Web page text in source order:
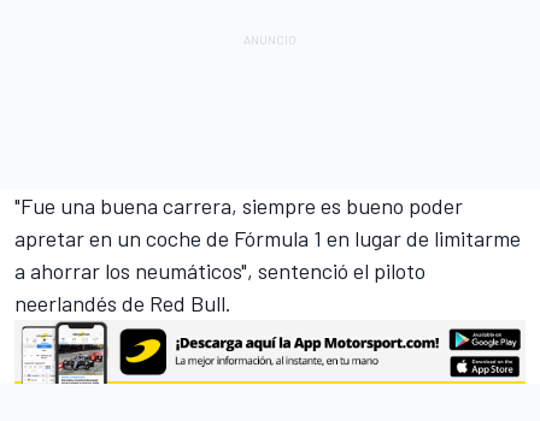
"Fue una buena carrera, siempre es bueno poder
apretar en un coche de Fórmula 1 en lugar de limitarme
a ahorrar los neumáticos", sentenció el piloto
neerlandés de Red Bull.